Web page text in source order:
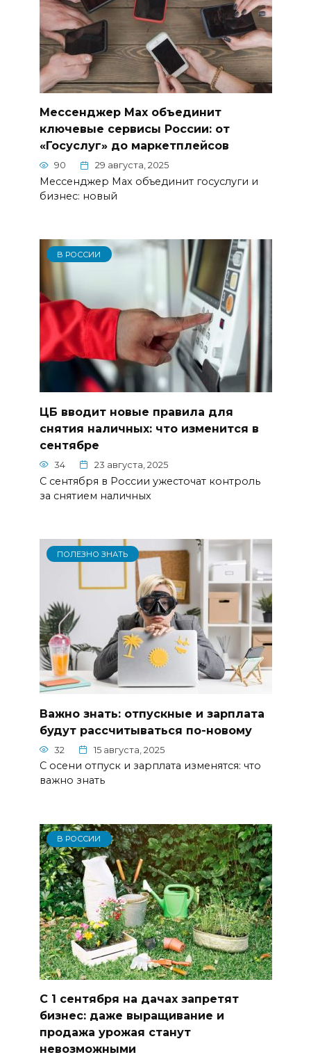
Мессенджер Max объединит
ключевые сервисы России: от
«Госуслуг» до маркетплейсов
90 29 августа, 2025
Мессенджер Max объединит госуслуги и
бизнес: новый
В РОССИИ
ЦБ вводит новые правила для
снятия наличных: что изменится в
сентябре
34 23 августа, 2025
С сентября в России ужесточат контроль
за снятием наличных
ПОЛЕЗНО ЗНАТЬ
Важно знать: отпускные и зарплата
будут рассчитываться по-новому
32 15 августа, 2025
С осени отпуск и зарплата изменятся: что
важно знать
В РОССИИ
С 1 сентября на дачах запретят
бизнес: даже выращивание и
продажа урожая станут
невозможными